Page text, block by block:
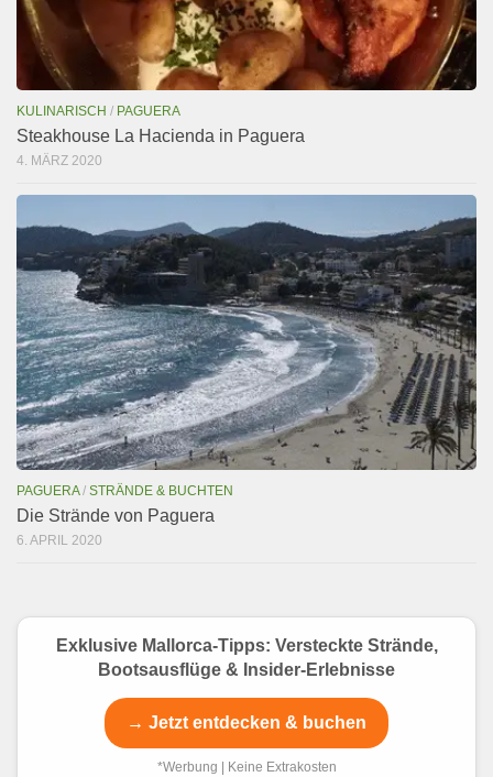
KULINARISCH / PAGUERA
Steakhouse La Hacienda in Paguera
4. MÄRZ 2020
PAGUERA/ STRÄNDE & BUCHTEN
Die Strände von Paguera
6. APRIL 2020
Exklusive Mallorca-Tipps: Versteckte Strände,
Bootsausflüge & Insider-Erlebnisse
→ Jetzt entdecken & buchen
*Werbung | Keine Extrakosten